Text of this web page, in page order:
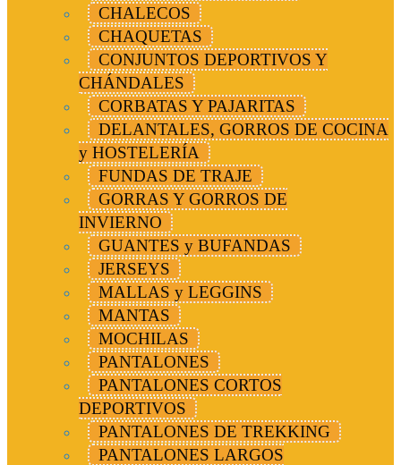
CHALECOS
CHAQUETAS
CONJUNTOS DEPORTIVOS Y
CHÁNDALES
CORBATAS Y PAJARITAS
DELANTALES, GORROS DE COCINA
y HOSTELERÍA
FUNDAS DE TRAJE
GORRAS Y GORROS DE
INVIERNO
GUANTES y BUFANDAS
JERSEYS
MALLAS y LEGGINS
MANTAS
MOCHILAS
PANTALONES
PANTALONES CORTOS
DEPORTIVOS
PANTALONES DE TREKKING
PANTALONES LARGOS